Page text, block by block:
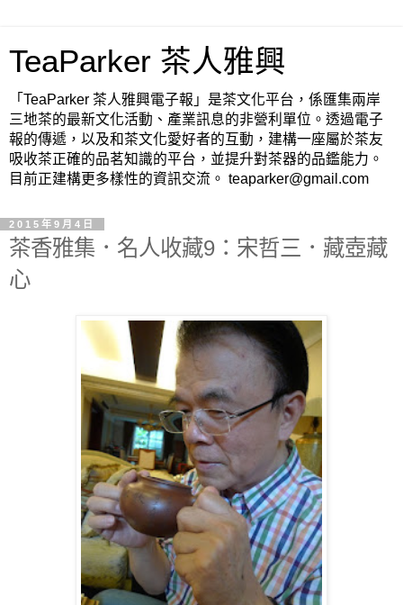
TeaParker 茶人雅興
「TeaParker 茶人雅興電子報」是茶文化平台，係匯集兩岸
三地茶的最新文化活動、產業訊息的非營利單位。透過電子
報的傳遞，以及和茶文化愛好者的互動，建構一座屬於茶友
吸收茶正確的品茗知識的平台，並提升對茶器的品鑑能力。
目前正建構更多樣性的資訊交流。 teaparker@gmail.com
2015年9月4日
茶香雅集．名人收藏9：宋哲三．藏壺藏
心